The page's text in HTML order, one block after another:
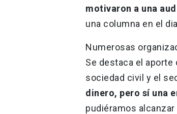
motivaron a una
una columna en el
Numerosas
Se destaca el aporte
sociedad civil y el
dinero, pero sí una
pudiéramos